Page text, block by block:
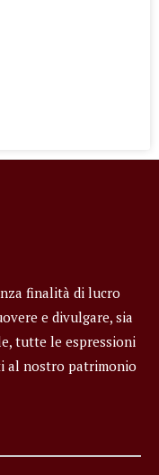
finalità di lucro
e divulgare, sia
tutte le espressioni
al nostro patrimonio